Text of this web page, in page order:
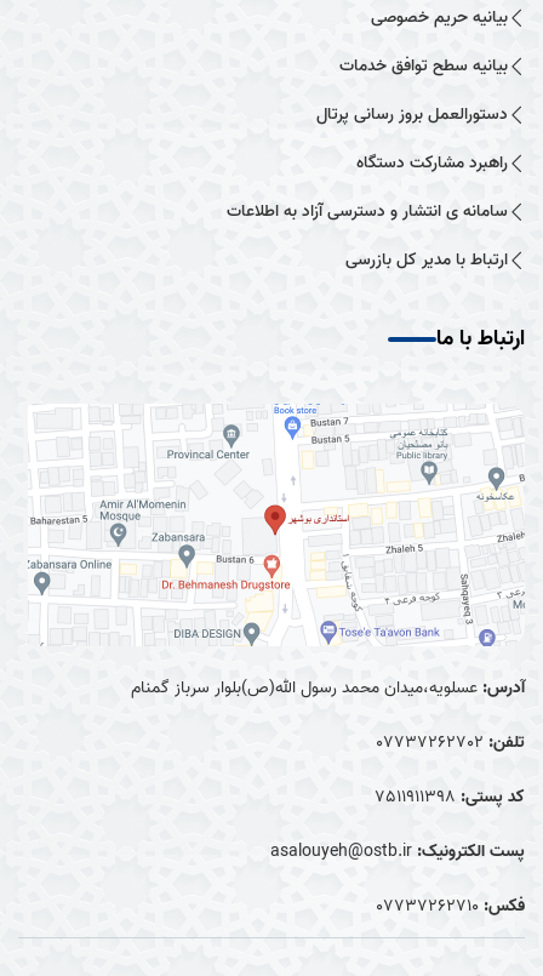
بیانیه حریم خصوصی
بیانیه سطح توافق خدمات
دستورالعمل بروز رسانی پرتال
راهبرد مشارکت دستگاه
سامانه ی انتشار و دسترسی آزاد به اطلاعات
ارتباط با مدیر کل بازرسی
ارتباط با ما
آدرس: عسلویه،میدان محمد رسول الله(ص)بلوار سرباز گمنام
تلفن: 07737262702
کد پستی: 7511911398
پست الکترونیک: asalouyeh@ostb.ir
فکس: 07737262710